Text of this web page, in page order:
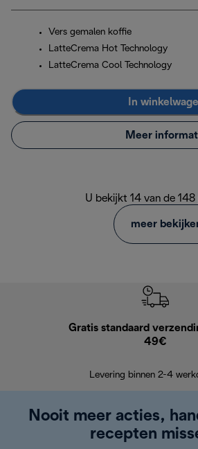
Vers gemalen koffie
LatteCrema Hot Technology
LatteCrema Cool Technology
In
Meer
U bekijkt 14 van de
meer
Gratis standaard
49€
Levering binnen 2-4
Nooit meer acties,
recepten